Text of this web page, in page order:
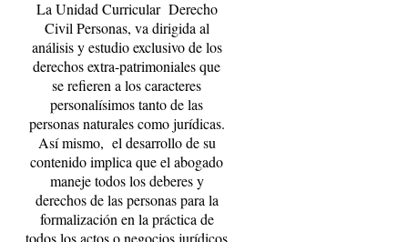
La Unidad Curricular Derecho
Civil Personas, va dirigida al
análisis y estudio exclusivo de los
derechos extra-patrimoniales que
se refieren a los caracteres
personalísimos tanto de las
personas naturales como jurídicas.
Así mismo, el desarrollo de su
contenido implica que el abogado
maneje todos los deberes y
derechos de las personas para la
formalización en la práctica de
todos los actos o negocios jurídicos